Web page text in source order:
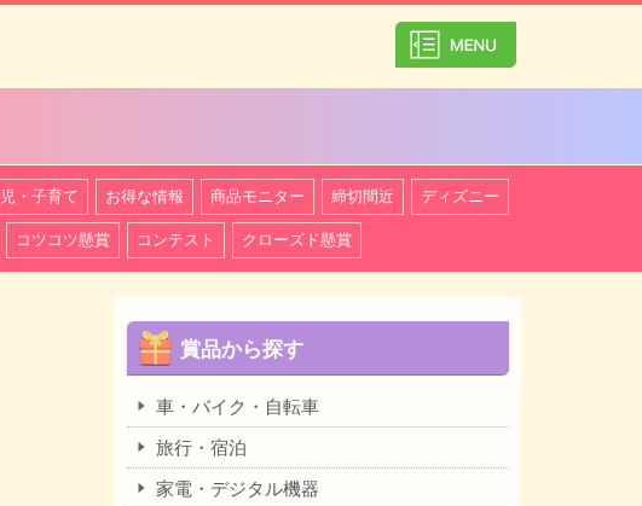
・子育て お得な情報 商品モニター 締切間近 ディズニー
コツコツ懸賞 コンテスト クローズド懸賞
賞品から探す
車・バイク・自転車
旅行・宿泊
家電・デジタル機器